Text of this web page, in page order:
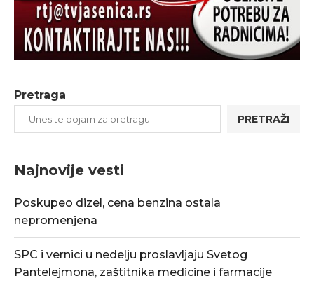
Pretraga
PRETRAŽI
Najnovije vesti
Poskupeo dizel, cena benzina ostala
nepromenjena
SPC i vernici u nedelju proslavljaju Svetog
Pantelejmona, zaštitnika medicine i farmacije